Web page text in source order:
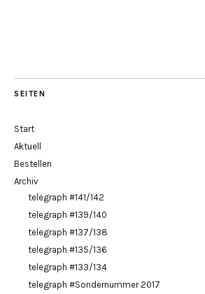
SEITEN
Start
Aktuell
Bestellen
Archiv
telegraph #141/142
telegraph #139/140
telegraph #137/138
telegraph #135/136
telegraph #133/134
telegraph #Sondernummer 2017